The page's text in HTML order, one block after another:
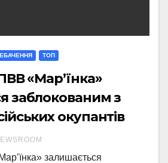
ТОП
«Мар’їнка»
заблокованим з
окупантів
залишається